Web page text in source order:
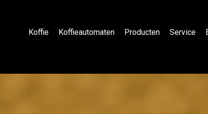
Koffie Koffieautomaten Producten Service